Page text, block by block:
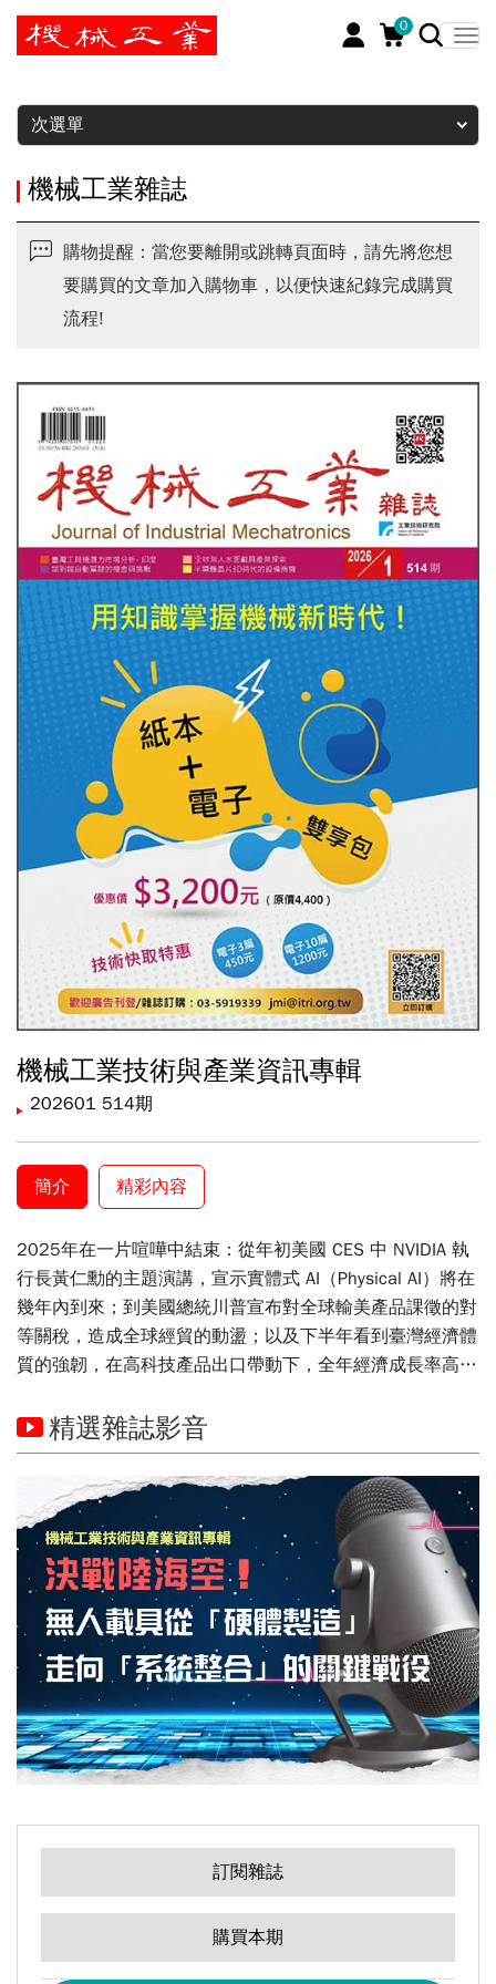
0
暫停
次選單
機械工業雜誌
購物提醒：當您要離開或跳轉頁面時，請先將您想
要購買的文章加入購物車，以便快速紀錄完成購買
流程!
機械工業技術與產業資訊專輯
202601 514期
簡介 精彩內容
2025年在一片喧嘩中結束：從年初美國 CES 中 NVIDIA 執
行長黃仁勳的主題演講，宣示實體式 AI（Physical AI）將在
幾年內到來；到美國總統川普宣布對全球輸美產品課徵的對
等關稅，造成全球經貿的動盪；以及下半年看到臺灣經濟體
質的強韌，在高科技產品出口帶動下，全年經濟成長率高於
轉，到國際貿易的波濤洶湧，全球科技格局與產業生態正被
重新塑造。
精選雜誌影音
全選
編者的話｜人工智慧，還是機械智慧，以誰為主軸
訂閱雜誌
購買本期